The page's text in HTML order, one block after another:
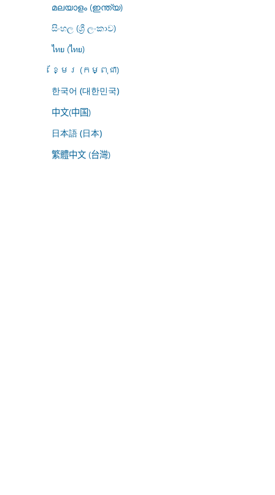
മലയാളം (ഇന്ത്യ)
සිංහල (ශ්‍රී ලංකාව)
ไทย (ไทย)
ខ្មែរ (កម្ពុជា)
한국어 (대한민국)
中文(中国)
日本語 (日本)
繁體中文 (台灣)